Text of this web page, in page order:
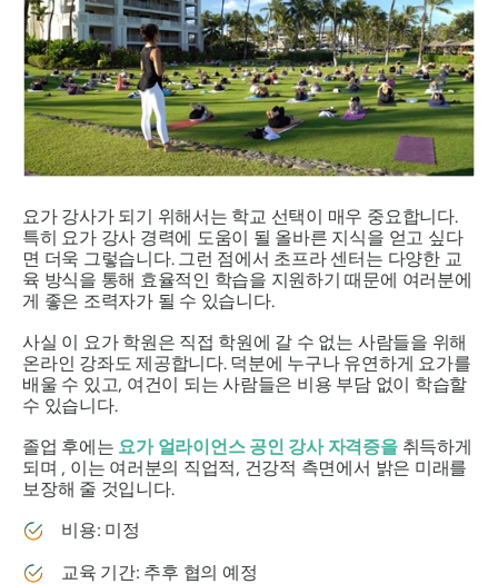
요가 강사가 되기 위해서는 학교 선택이 매우 중요합니다.
특히 요가 강사 경력에 도움이 될 올바른 지식을 얻고 싶다
면 더욱 그렇습니다. 그런 점에서 초프라 센터는 다양한 교
육 방식을 통해 효율적인 학습을 지원하기 때문에 여러분에
게 좋은 조력자가 될 수 있습니다.
사실 이 요가 학원은 직접 학원에 갈 수 없는 사람들을 위해
온라인 강좌도 제공합니다. 덕분에 누구나 유연하게 요가를
배울 수 있고, 여건이 되는 사람들은 비용 부담 없이 학습할
수 있습니다.
졸업 후에는 요가 얼라이언스 공인 강사 자격증을취득하게
되며 , 이는 여러분의 직업적, 건강적 측면에서 밝은 미래를
보장해 줄 것입니다.
비용: 미정
교육 기간: 추후 협의 예정